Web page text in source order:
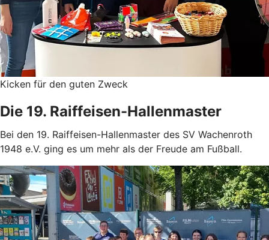
Kicken für den guten Zweck
Die 19. Raiffeisen-Hallenmaster
Bei den 19. Raiffeisen-Hallenmaster des SV Wachenroth
1948 e.V. ging es um mehr als der Freude am Fußball.